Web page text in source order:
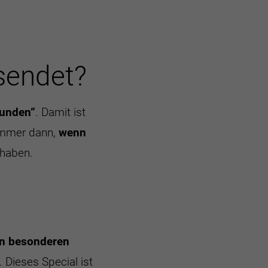
. Damit ist
dann, wenn
besonderen
Dieses Special ist